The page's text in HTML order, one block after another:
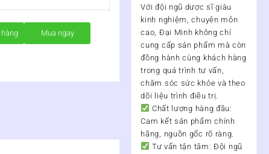
Mua ngay
Với đội ngũ dược sĩ giàu
kinh nghiệm, chuyên môn
cao, Đại Minh không chỉ
cung cấp sản phẩm mà còn
đồng hành cùng khách hàng
trong quá trình tư vấn,
chăm sóc sức khỏe và theo
dõi liệu trình điều trị.
Chất lượng hàng đầu:
Cam kết sản phẩm chính
hãng, nguồn gốc rõ ràng.
Tư vấn tận tâm: Đội ngũ